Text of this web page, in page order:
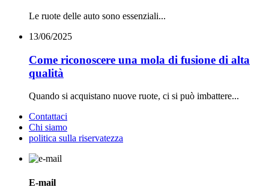
Le ruote delle auto sono essenziali...
13/06/2025
Come riconoscere una mola di fusione di alta
qualità
Quando si acquistano nuove ruote, ci si può imbattere...
Contattaci
Chi siamo
politica sulla riservatezza
E-mail